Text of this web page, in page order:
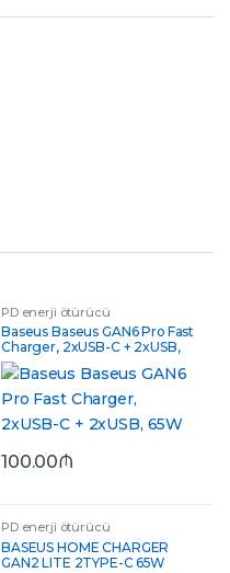
PD enerji ötürücü
Baseus Baseus GAN6 Pro Fast
Charger, 2xUSB-C + 2xUSB,
65W
100.00₼
PD enerji ötürücü
BASEUS HOME CHARGER
GAN2 LITE 2TYPE-C 65W